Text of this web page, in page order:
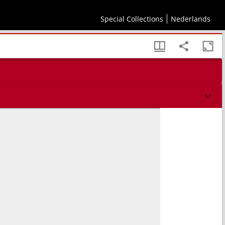
Special Collections Nederlands
en voltooid in 1825